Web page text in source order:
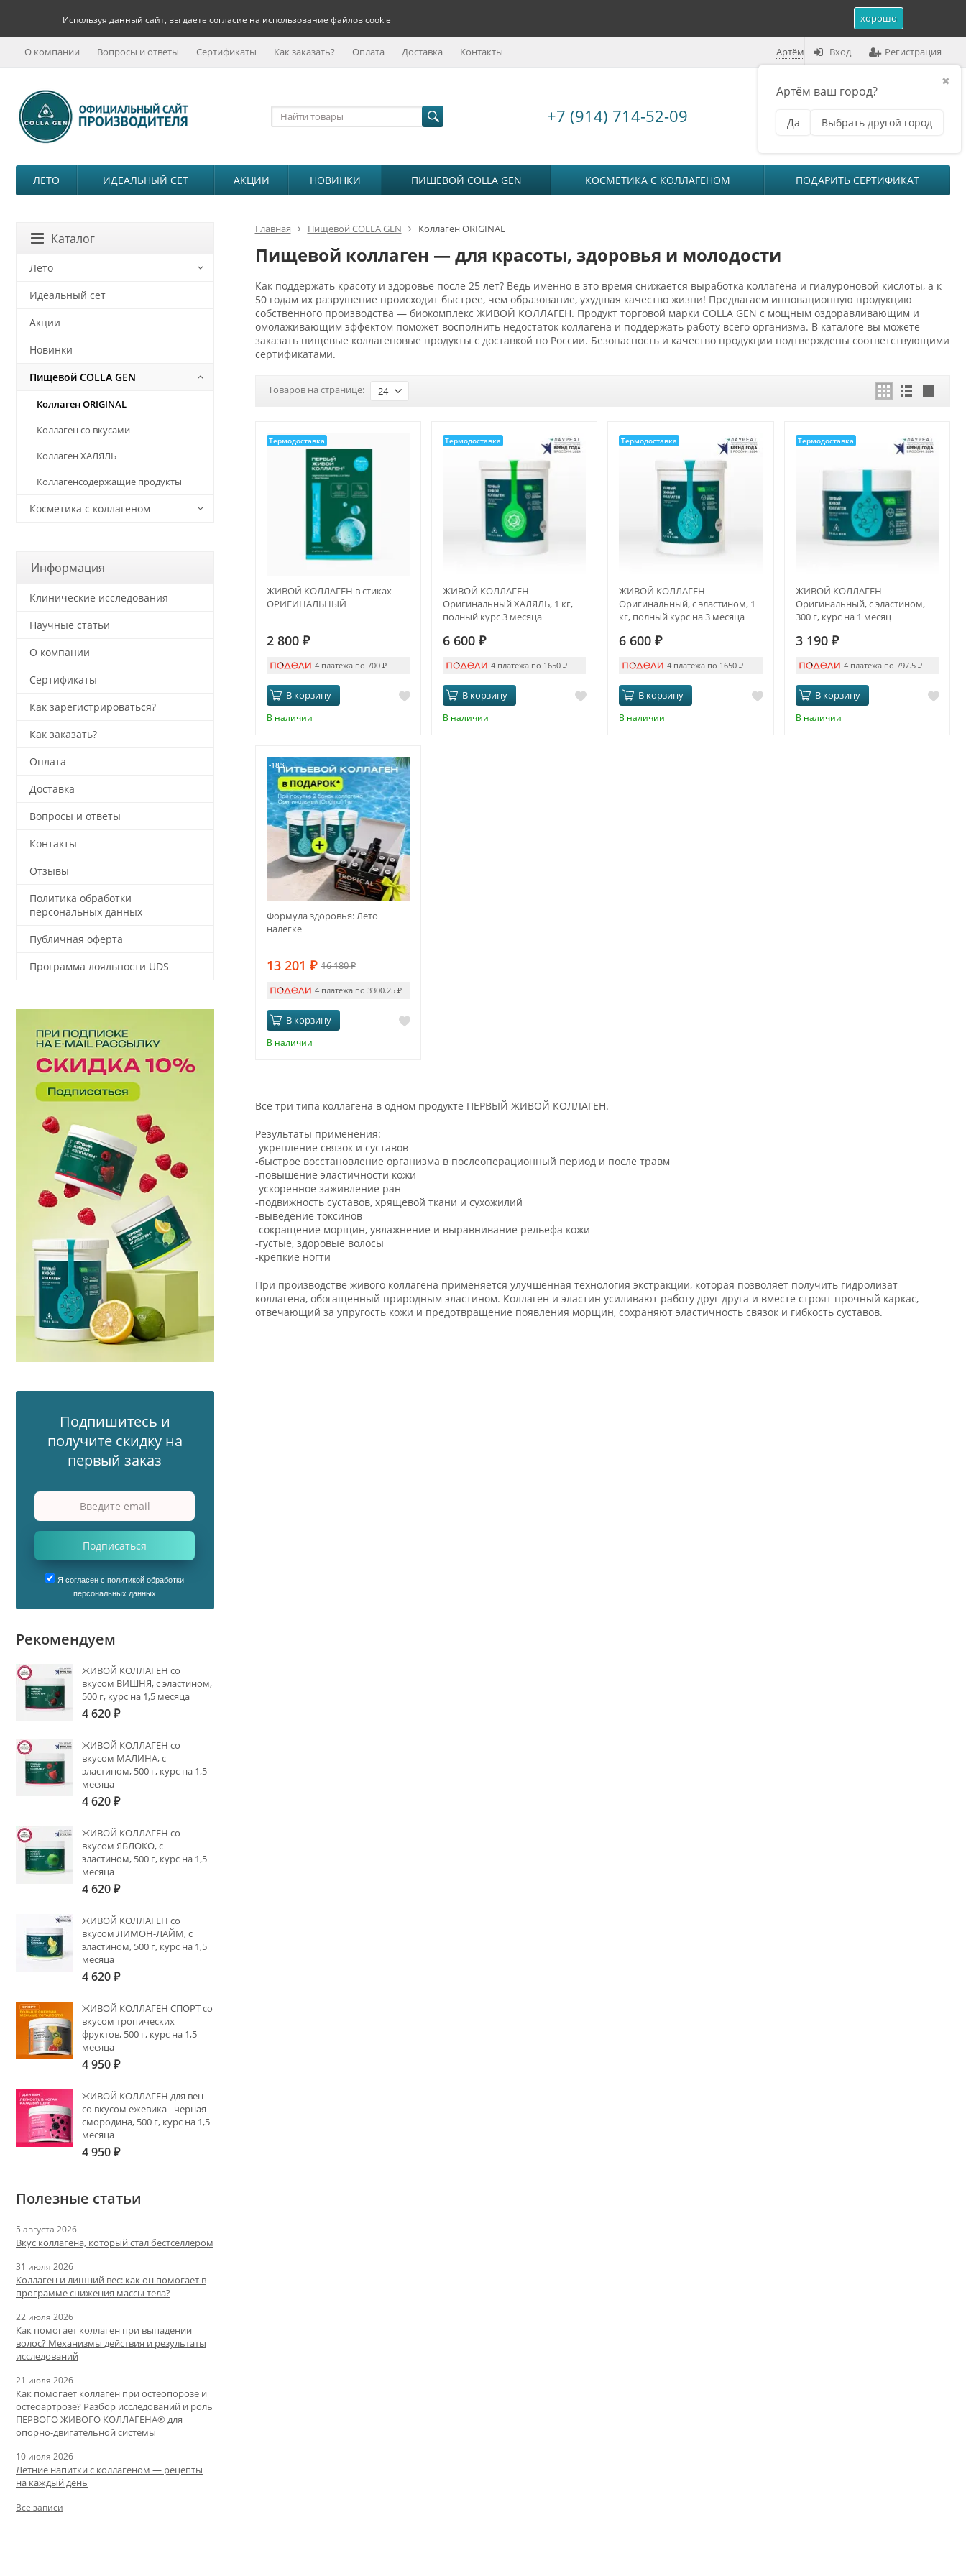
Используя данный сайт, вы даете согласие на использование файлов cookie хорошо
Артём
✖
Артём ваш город?
Да Выбрать другой город
Вход Регистрация
О компании Вопросы и ответы Сертификаты Как заказать? Оплата Доставка Контакты
+7 (914) 714-52-09 на сумму0₽
ЛЕТО ИДЕАЛЬНЫЙ СЕТ АКЦИИ НОВИНКИ ПИЩЕВОЙ COLLA GEN КОСМЕТИКА С КОЛЛАГЕНОМ ПОДАРИТЬ СЕРТИФИКАТ
Главная Пищевой COLLA GEN Коллаген ORIGINAL
Пищевой коллаген — для красоты, здоровья и молодости
Как поддержать красоту и здоровье после 25 лет? Ведь именно в это время снижается выработка коллагена и гиалуроновой кислоты, а к
50 годам их разрушение происходит быстрее, чем образование, ухудшая качество жизни! Предлагаем инновационную продукцию
собственного производства — биокомплекс ЖИВОЙ КОЛЛАГЕН. Продукт торговой марки COLLA GEN с мощным оздоравливающим и
омолаживающим эффектом поможет восполнить недостаток коллагена и поддержать работу всего организма. В каталоге вы можете
заказать пищевые коллагеновые продукты с доставкой по России. Безопасность и качество продукции подтверждены соответствующими
сертификатами.
Товаров на странице: 24
Термодоставка
ЖИВОЙ КОЛЛАГЕН в стиках
ОРИГИНАЛЬНЫЙ
2 800 ₽
4 платежа по 700₽
В корзину
В наличии
Термодоставка
ЖИВОЙ КОЛЛАГЕН
Оригинальный ХАЛЯЛЬ, 1 кг,
полный курс 3 месяца
6 600 ₽
4 платежа по 1650₽
В корзину
В наличии
Термодоставка
ЖИВОЙ КОЛЛАГЕН
Оригинальный, с эластином, 1
кг, полный курс на 3 месяца
6 600₽
4 платежа по 1650 ₽
В корзину
В наличии
Термодоставка
ЖИВОЙ КОЛЛАГЕН
Оригинальный, с эластином,
300 г, курс на 1 месяц
3 190 ₽
4 платежа по 797.5₽
В корзину
В наличии
-18%
Формула здоровья: Лето
налегке
13 201 ₽ 16 180₽
4 платежа по 3300.25₽
В корзину
В наличии
Все три типа коллагена в одном продукте ПЕРВЫЙ ЖИВОЙ КОЛЛАГЕН.
Результаты применения:
-укрепление связок и суставов
-быстрое восстановление организма в послеоперационный период и после травм
-повышение эластичности кожи
-ускоренное заживление ран
-подвижность суставов, хрящевой ткани и сухожилий
-выведение токсинов
-сокращение морщин, увлажнение и выравнивание рельефа кожи
-густые, здоровые волосы
-крепкие ногти
При производстве живого коллагена применяется улучшенная технология экстракции, которая позволяет получить гидролизат
коллагена, обогащенный природным эластином. Коллаген и эластин усиливают работу друг друга и вместе строят прочный каркас,
отвечающий за упругость кожи и предотвращение появления морщин, сохраняют эластичность связок и гибкость суставов.
Каталог
Лето
Идеальный сет
Акции
Новинки
Пищевой COLLA GEN
Коллаген ORIGINAL
Коллаген со вкусами
Коллаген ХАЛЯЛЬ
Коллагенсодержащие продукты
Косметика с коллагеном
Информация
Клинические исследования
Научные статьи
О компании
Сертификаты
Как зарегистрироваться?
Как заказать?
Оплата
Доставка
Вопросы и ответы
Контакты
Отзывы
Политика обработки
персональных данных
Публичная оферта
Программа лояльности UDS
Подпишитесь и
получите скидку на
первый заказ
Подписаться
Я согласен с политикой обработки
персональных данных
Рекомендуем
ЖИВОЙ КОЛЛАГЕН со
вкусом ВИШНЯ, с эластином,
500 г, курс на 1,5 месяца
4 620₽
ЖИВОЙ КОЛЛАГЕН со
вкусом МАЛИНА, с
эластином, 500 г, курс на 1,5
месяца
4 620₽
ЖИВОЙ КОЛЛАГЕН со
вкусом ЯБЛОКО, с
эластином, 500 г, курс на 1,5
месяца
4 620₽
ЖИВОЙ КОЛЛАГЕН со
вкусом ЛИМОН-ЛАЙМ, с
эластином, 500 г, курс на 1,5
месяца
4 620₽
ЖИВОЙ КОЛЛАГЕН СПОРТ со
вкусом тропических
фруктов, 500 г, курс на 1,5
месяца
4 950₽
ЖИВОЙ КОЛЛАГЕН для вен
со вкусом ежевика - черная
смородина, 500 г, курс на 1,5
месяца
4 950₽
Полезные статьи
5 августа 2026
Вкус коллагена, который стал бестселлером
31 июля 2026
Коллаген и лишний вес: как он помогает в
программе снижения массы тела?
22 июля 2026
Как помогает коллаген при выпадении
волос? Механизмы действия и результаты
исследований
21 июля 2026
Как помогает коллаген при остеопорозе и
остеоартрозе? Разбор исследований и роль
ПЕРВОГО ЖИВОГО КОЛЛАГЕНА® для
опорно-двигательной системы
10 июля 2026
Летние напитки с коллагеном — рецепты
на каждый день
Все записи